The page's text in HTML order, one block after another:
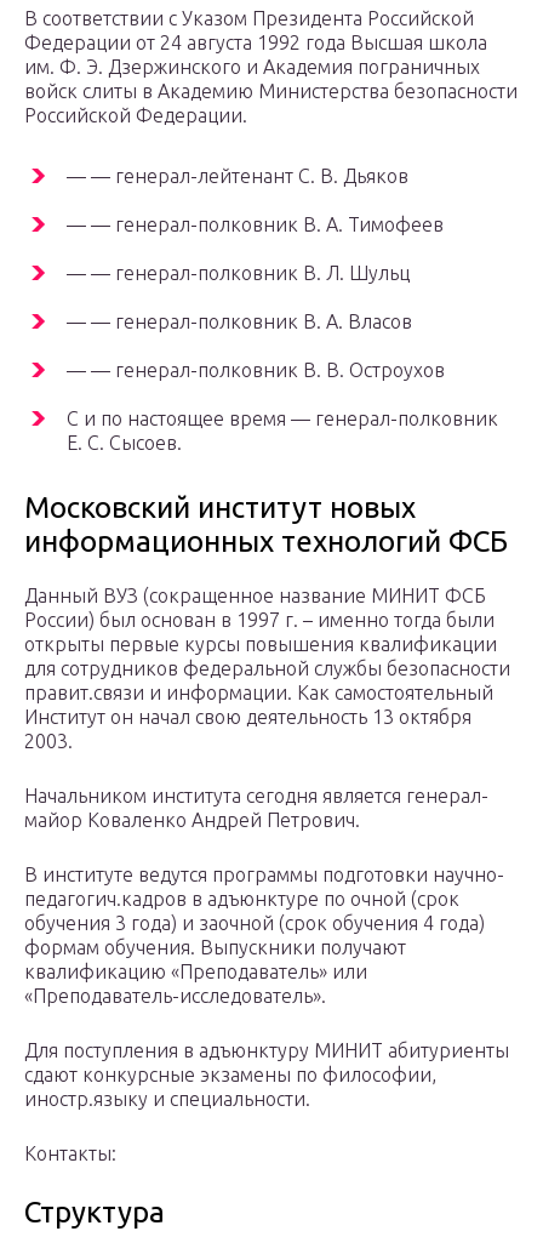
В соответствии с Указом Президента Российской
Федерации от 24 августа 1992 года Высшая школа
им. Ф. Э. Дзержинского и Академия пограничных
войск слиты в Академию Министерства безопасности
Российской Федерации.
— — генерал-лейтенант С. В. Дьяков
— — генерал-полковник В. А. Тимофеев
— — генерал-полковник В. Л. Шульц
— — генерал-полковник В. А. Власов
— — генерал-полковник В. В. Остроухов
С и по настоящее время — генерал-полковник
Е. С. Сысоев.
Московский институт новых
информационных технологий ФСБ
Данный ВУЗ (сокращенное название МИНИТ ФСБ
России) был основан в 1997 г. – именно тогда были
открыты первые курсы повышения квалификации
для сотрудников федеральной службы безопасности
правит.связи и информации. Как самостоятельный
Институт он начал свою деятельность 13 октября
2003.
Начальником института сегодня является генерал-
майор Коваленко Андрей Петрович.
В институте ведутся программы подготовки научно-
педагогич.кадров в адъюнктуре по очной (срок
обучения 3 года) и заочной (срок обучения 4 года)
формам обучения. Выпускники получают
квалификацию «Преподаватель» или
«Преподаватель-исследователь».
Для поступления в адъюнктуру МИНИТ абитуриенты
сдают конкурсные экзамены по философии,
иностр.языку и специальности.
Контакты:
Структура